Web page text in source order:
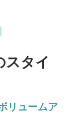
スタイ
リュームア